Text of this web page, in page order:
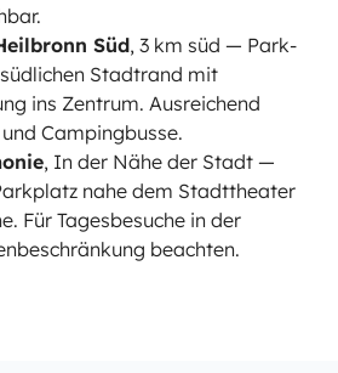
Süd, 3 km süd — Park-
Stadtrand mit
ins Zentrum. Ausreichend
Campingbusse.
, In der Nähe der Stadt —
nahe dem Stadttheater
Für Tagesbesuche in der
beachten.